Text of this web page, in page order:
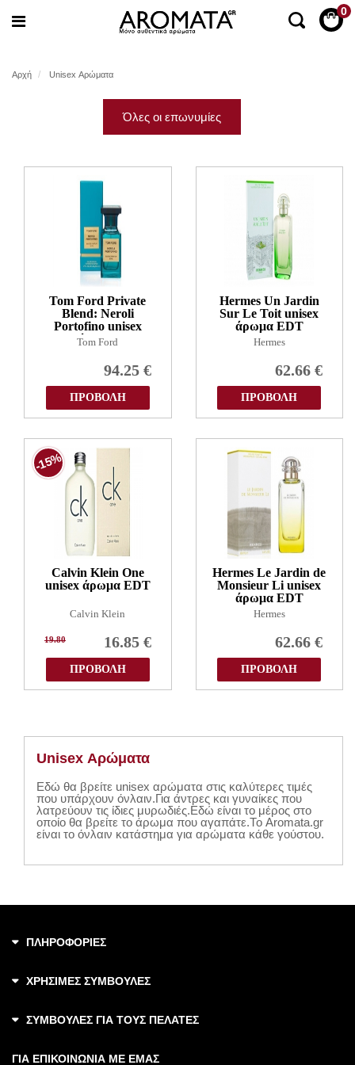
0
Αρχή Unisex Αρώματα
Όλες οι επωνυμίες
Tom Ford Private
Blend: Neroli
Portofino unisex
άρωμα
Tom Ford
94.25 €
ΠΡΟΒΟΛΗ
Hermes Un Jardin
Sur Le Toit unisex
άρωμα EDT
Hermes
62.66 €
ΠΡΟΒΟΛΗ
Calvin Klein One
unisex άρωμα EDT
Calvin Klein
16.85 €
19.80
ΠΡΟΒΟΛΗ
-15%
Hermes Le Jardin de
Monsieur Li unisex
άρωμα EDT
Hermes
62.66 €
ΠΡΟΒΟΛΗ
Unisex Αρώματα
Εδώ θα βρείτε unisex αρώματα στις καλύτερες τιμές
που υπάρχουν όνλαιν.Για άντρες και γυναίκες που
λατρεύουν τις ίδιες μυρωδιές.Εδώ είναι το μέρος στο
οποίο θα βρείτε το άρωμα που αγαπάτε.То Aromata.gr
είναι το όνλαιν κατάστημα για αρώματα κάθε γούστου.
ΠΛΗΡΟΦΟΡΙΕΣ
ΧΡΗΣΙΜΕΣ ΣΥΜΒΟΥΛΕΣ
ΣΥΜΒΟΥΛΕΣ ΓΙΑ ΤΟΥΣ ΠΕΛΑΤΕΣ
ΓΙΑ ΕΠΙΚΟΙΝΩΝΙΑ ΜΕ ΕΜΑΣ